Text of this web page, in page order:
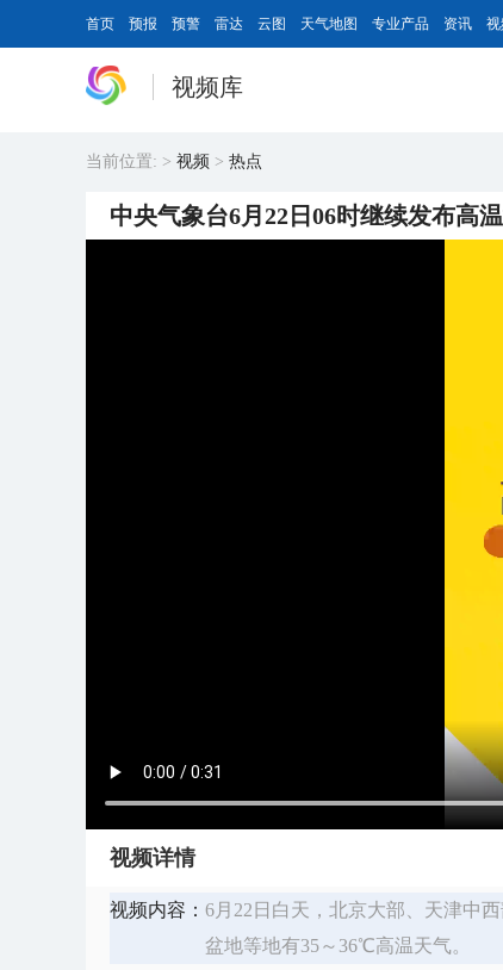
首页 预报 预警 雷达 云图 天气地图 专业产品 资讯
视频库
当前位置: > 视频 > 热点
中央气象台6月22日06时继续发布高
视频详情
视频内容： 6月22日白天，北京大部、天津中
盆地等地有35～36℃高温天气。